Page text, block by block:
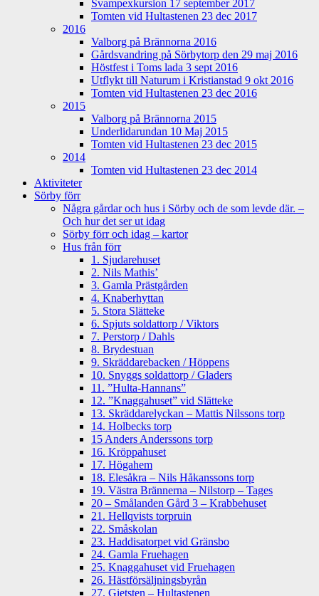
Svampexkursion 17 september 2017
Tomten vid Hultastenen 23 dec 2017
2016
Valborg på Brännorna 2016
Gårdsvandring på Sörbytorp den 29 maj 2016
Höstfest i Toms lada 3 sept 2016
Utflykt till Naturum i Kristianstad 9 okt 2016
Tomten vid Hultastenen 23 dec 2016
2015
Valborg på Brännorna 2015
Underlidarundan 10 Maj 2015
Tomten vid Hultastenen 23 dec 2015
2014
Tomten vid Hultastenen 23 dec 2014
Aktiviteter
Sörby förr
Några gårdar och hus i Sörby och de som levde där. –
Och hur det ser ut idag
Sörby förr och idag – kartor
Hus från förr
1. Sjudarehuset
2. Nils Mathis’
3. Gamla Prästgården
4. Knaberhyttan
5. Stora Slätteke
6. Spjuts soldattorp / Viktors
7. Perstorp / Dahls
8. Brydestuan
9. Skräddarebacken / Höppens
10. Snyggs soldattorp / Gladers
11. ”Hulta-Hannans”
12. ”Knaggahuset” vid Slätteke
13. Skräddarelyckan – Mattis Nilssons torp
14. Holbecks torp
15 Anders Anderssons torp
16. Kröppahuset
17. Högahem
18. Elesåkra – Nils Håkanssons torp
19. Västra Brännerna – Nilstorp – Tages
20 – Smålanden Gård 3 – Krabbehuset
21. Hellqvists torpruin
22. Småskolan
23. Haddisatorpet vid Gränsbo
24. Gamla Fruehagen
25. Knaggahuset vid Fruehagen
26. Hästförsäljningsbyrån
27. Gietsten – Hultastenen